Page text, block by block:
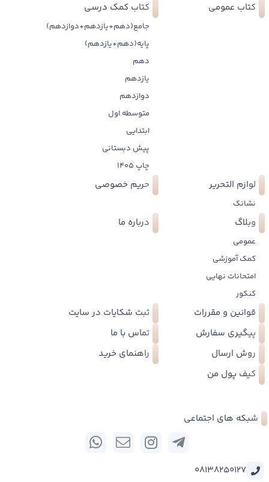
کتاب عمومی کتاب کمک درسی
جامع(دهم+یازدهم+دوازدهم)
پایه(دهم+یازدهم)
دهم
یازدهم
دوازدهم
متوسطه اول
ابتدایی
پیش دبستانی
چاپ 1405
لوازم التحریر
نشانک
حریم خصوصی
وبلاگ
عمومی
کمک آموزشی
امتحانات نهایی
کنکور
درباره ما
قوانین و مقررات
ثبت شکایات در سایت
پیگیری سفارش
تماس با ما
روش ارسال
راهنمای خرید
کیف پول من
شبکه های اجتماعی
08138250127